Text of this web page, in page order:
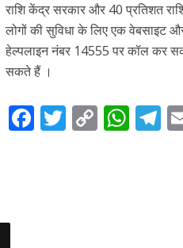
राशि केंद्र सरकार और 40 प्रतिशत
लोगों की सुविधा के लिए एक वेबसाइट
हेल्पलाइन नंबर 14555 पर कॉल कर
सकते हैं ।
F T C W T